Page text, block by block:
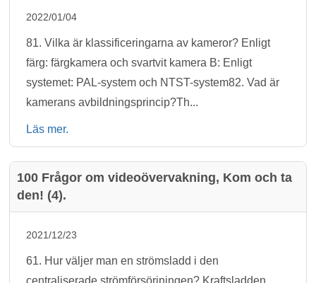
2022/01/04
81. Vilka är klassificeringarna av kameror? Enligt
färg: färgkamera och svartvit kamera B: Enligt
systemet: PAL-system och NTST-system82. Vad är
kamerans avbildningsprincip?Th...
Läs mer.
100 Frågor om videoövervakning, Kom och ta
den! (4).
2021/12/23
61. Hur väljer man en strömsladd i den